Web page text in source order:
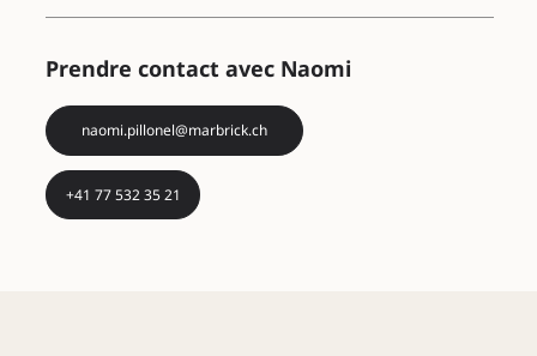
Prendre contact avec Naomi
naomi.pillonel@marbrick.ch
+41 77 532 35 21